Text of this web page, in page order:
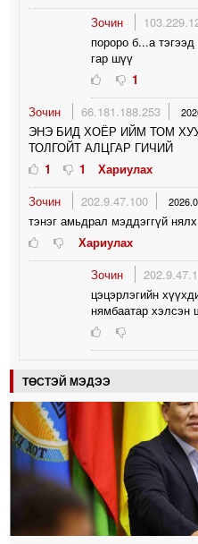
Зочин
пороро б...а
гар шүү
1
Зочин
66.181.188.253
ЭНЭ БИД ХОЁР ИЙМ ТОМ
ТОЛГОЙТ АЛЦГАР ГИЧИЙ
1
1
Хариулах
Зочин
202.9.47.100
тэнэг амьдрал мэддэггүй
Хариулах
Зочин
цэцэрлэгийн
нямбаатар хэлсэн
ТӨСТЭЙ МЭДЭЭ